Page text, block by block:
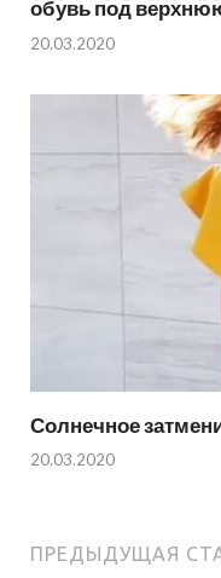
обувь под
20.03.2020
Солнечное
20.03.2020
ПРЕДЫДУЩАЯ